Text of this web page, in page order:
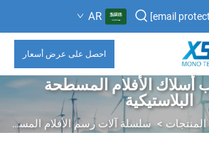
AR
احصل على عرض أسعار
الأفلام المسطحة
البلاستيكية
المنتجات > سلسلة آلات رسم الأفلام المسطحة